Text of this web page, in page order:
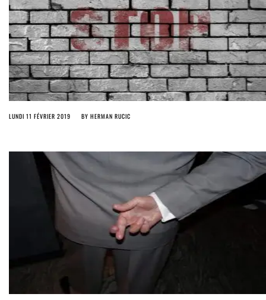
LUNDI 11 FÉVRIER 2019 BY HERMAN RUCIC